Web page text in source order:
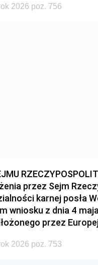
2026 poz. 756
przez Sejm
karnej posła
wniosku z dnia 4
przez
2026 poz. 753